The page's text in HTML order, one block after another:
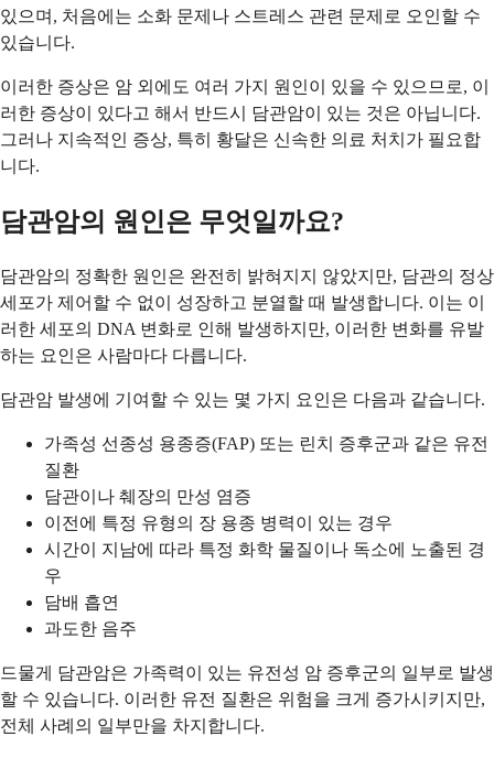
있으며, 처음에는 소화 문제나 스트레스 관련 문제로 오인할 수
있습니다.
이러한 증상은 암 외에도 여러 가지 원인이 있을 수 있으므로, 이
러한 증상이 있다고 해서 반드시 담관암이 있는 것은 아닙니다.
그러나 지속적인 증상, 특히 황달은 신속한 의료 처치가 필요합
니다.
담관암의 원인은 무엇일까요?
담관암의 정확한 원인은 완전히 밝혀지지 않았지만, 담관의 정상
세포가 제어할 수 없이 성장하고 분열할 때 발생합니다. 이는 이
러한 세포의 DNA 변화로 인해 발생하지만, 이러한 변화를 유발
하는 요인은 사람마다 다릅니다.
담관암 발생에 기여할 수 있는 몇 가지 요인은 다음과 같습니다.
가족성 선종성 용종증(FAP) 또는 린치 증후군과 같은 유전
질환
담관이나 췌장의 만성 염증
이전에 특정 유형의 장 용종 병력이 있는 경우
시간이 지남에 따라 특정 화학 물질이나 독소에 노출된 경
우
담배 흡연
과도한 음주
드물게 담관암은 가족력이 있는 유전성 암 증후군의 일부로 발생
할 수 있습니다. 이러한 유전 질환은 위험을 크게 증가시키지만,
전체 사례의 일부만을 차지합니다.